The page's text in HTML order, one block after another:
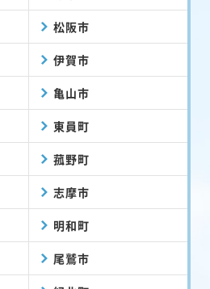
津市
松阪市
伊賀市
亀山市
東員町
菰野町
志摩市
明和町
尾鷲市